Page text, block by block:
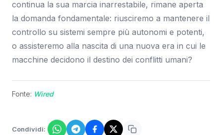
continua la sua marcia inarrestabile, rimane aperta
la domanda fondamentale: riusciremo a mantenere il
controllo su sistemi sempre più autonomi e potenti,
o assisteremo alla nascita di una nuova era in cui le
macchine decidono il destino dei conflitti umani?
Fonte: Wired
Condividi: